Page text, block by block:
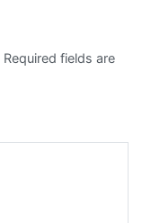
Required fields are